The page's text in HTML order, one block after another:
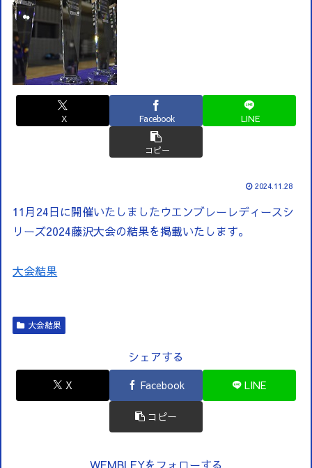
X Facebook LINE
コピー
2024.11.28
11月24日に開催いたしましたウエンブレーレディースシ
リーズ2024藤沢大会の結果を掲載いたします。
大会結果
大会結果
シェアする
X Facebook LINE
コピー
WEMBLEYをフォローする